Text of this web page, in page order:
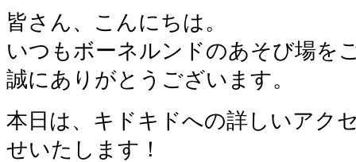
皆さん、こんにちは。
いつもボーネルンドのあそび場を
誠にありがとうございます。
本日は、キドキドへの詳しいアク
せいたします！